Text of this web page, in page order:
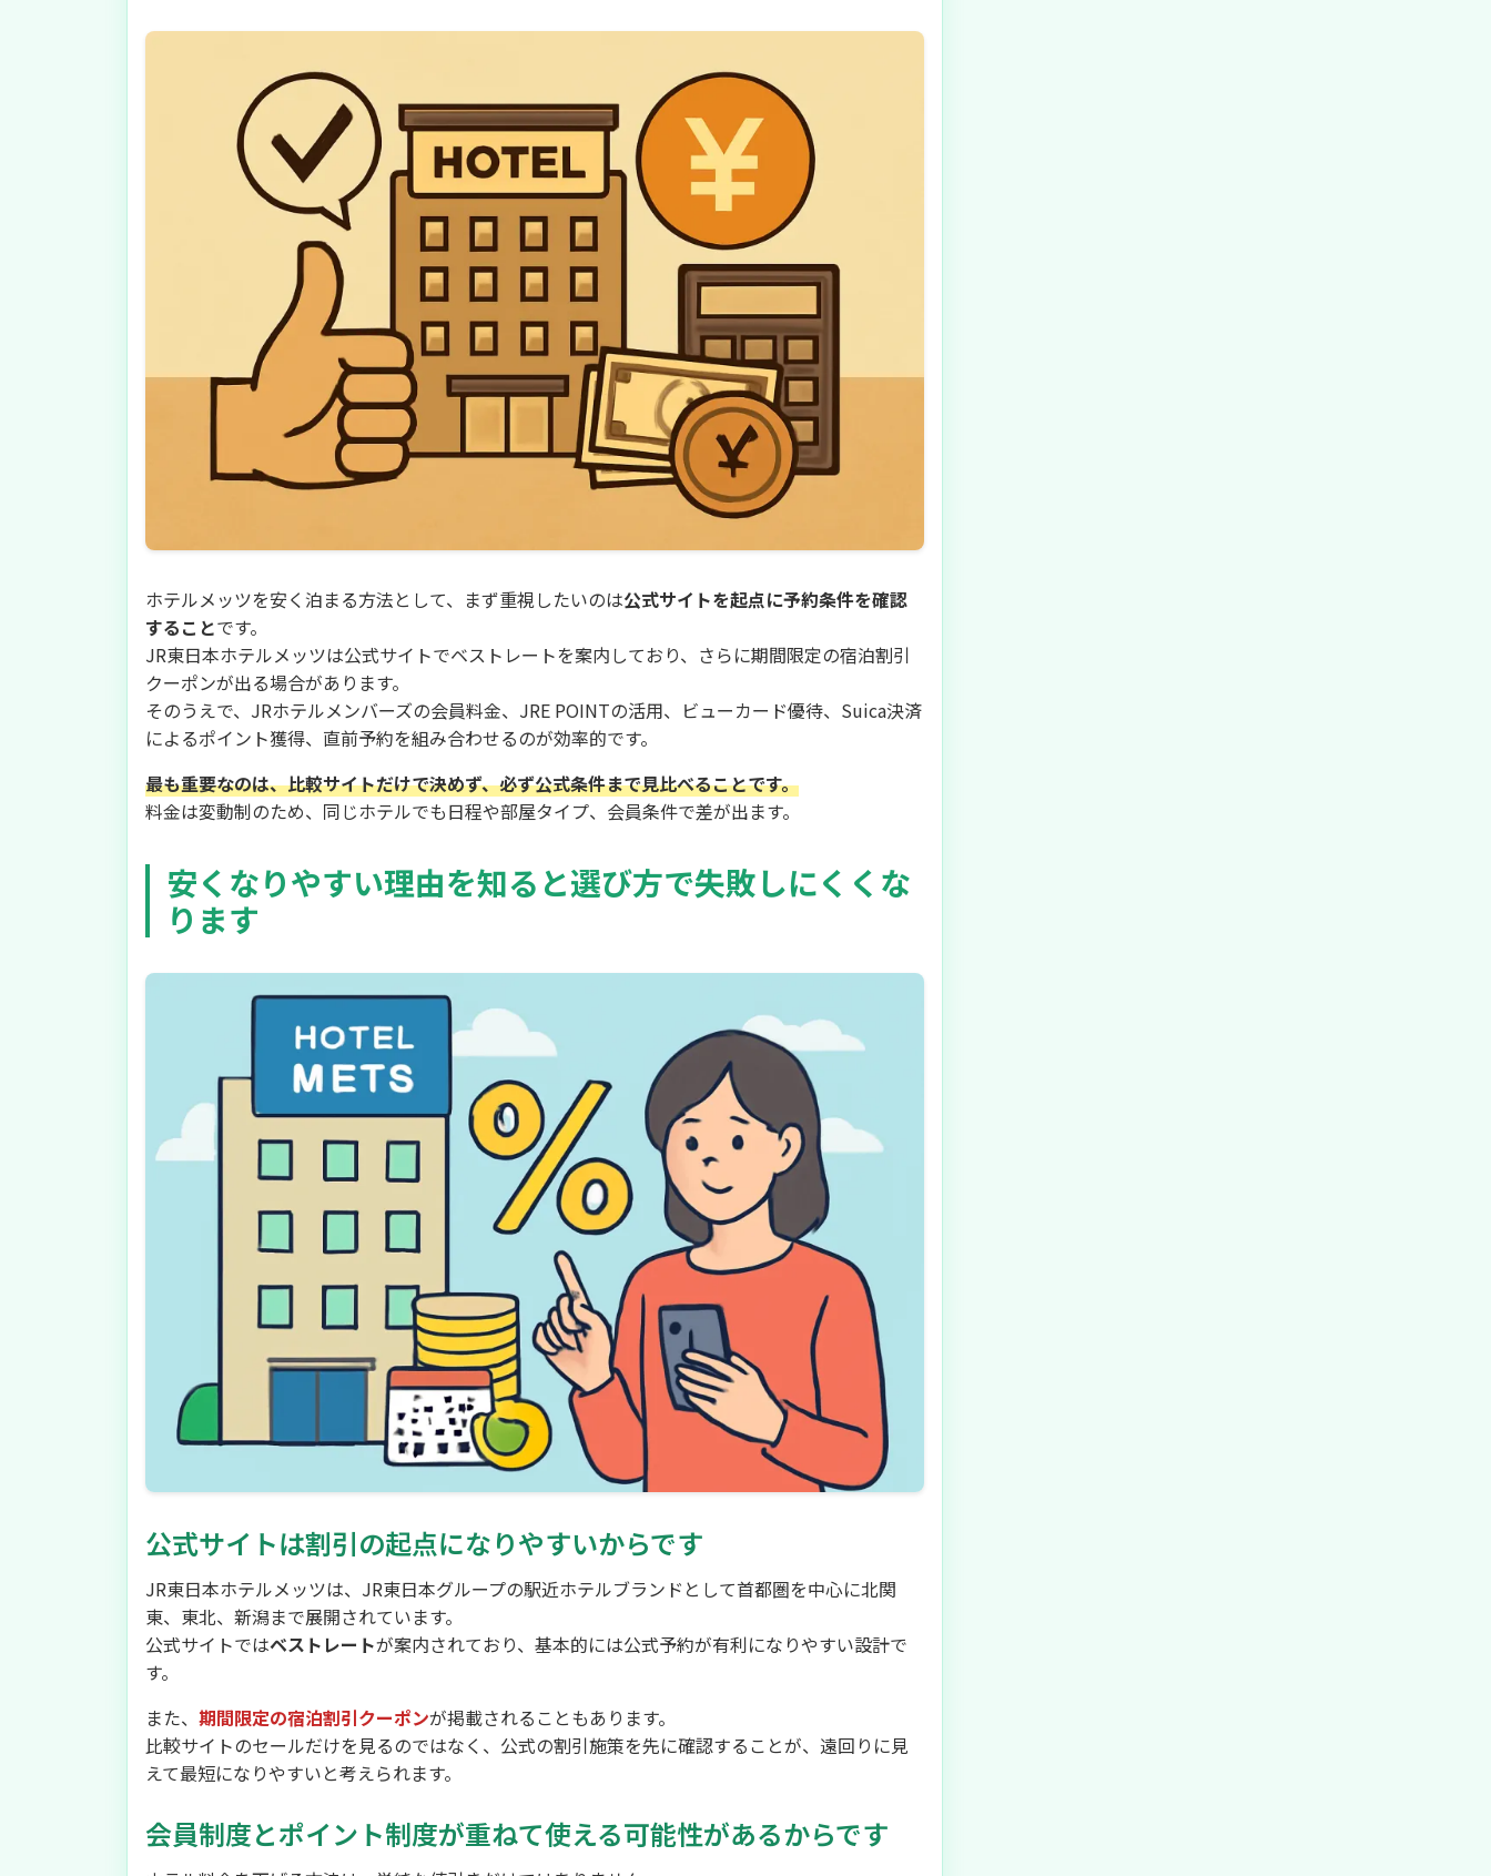
ホテルメッツを安く泊まる方法として、まず重視したいのは公式サイトを起点に予約条件を確認
することです。
JR東日本ホテルメッツは公式サイトでベストレートを案内しており、さらに期間限定の宿泊割引
クーポンが出る場合があります。
そのうえで、JRホテルメンバーズの会員料金、JRE POINTの活用、ビューカード優待、Suica決済
によるポイント獲得、直前予約を組み合わせるのが効率的です。
最も重要なのは、比較サイトだけで決めず、必ず公式条件まで見比べることです。
料金は変動制のため、同じホテルでも日程や部屋タイプ、会員条件で差が出ます。
安くなりやすい理由を知ると選び方で失敗しにくくな
ります
公式サイトは割引の起点になりやすいからです
JR東日本ホテルメッツは、JR東日本グループの駅近ホテルブランドとして首都圏を中心に北関
東、東北、新潟まで展開されています。
公式サイトではベストレートが案内されており、基本的には公式予約が有利になりやすい設計で
す。
また、 期間限定の宿泊割引クーポンが掲載されることもあります。
比較サイトのセールだけを見るのではなく、公式の割引施策を先に確認することが、遠回りに見
えて最短になりやすいと考えられます。
会員制度とポイント制度が重ねて使える可能性があるからです